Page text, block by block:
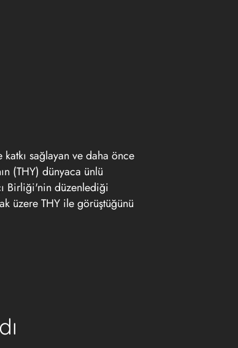
sağlayan ve daha önce
(THY) dünyaca ünlü
Birliği'nin düzenlediği
üzere THY ile görüştüğünü